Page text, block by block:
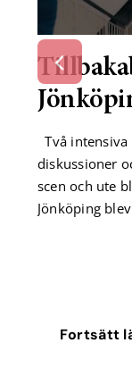
Två
diskussioner
scen och ute
Jönköping
Fortsätt